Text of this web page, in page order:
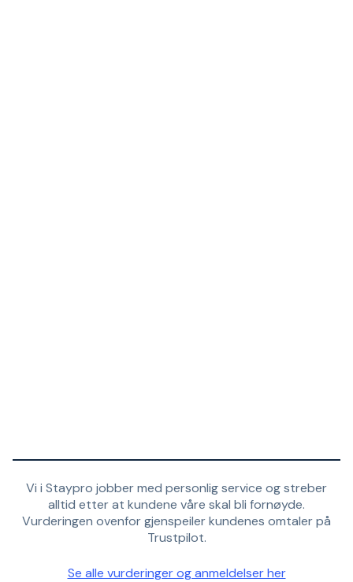
Vi i Staypro jobber med personlig service og streber
alltid etter at kundene våre skal bli fornøyde.
Vurderingen ovenfor gjenspeiler kundenes omtaler på
Trustpilot.
Se alle vurderinger og anmeldelser her